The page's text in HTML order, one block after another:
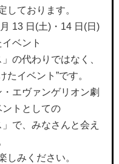
しております。
13 日(土)・14 日(日)
ベント
の代わりではなく、
たイベント”です。
エヴァンゲリオン劇
トとしての
で、みなさんと会え
しみください。